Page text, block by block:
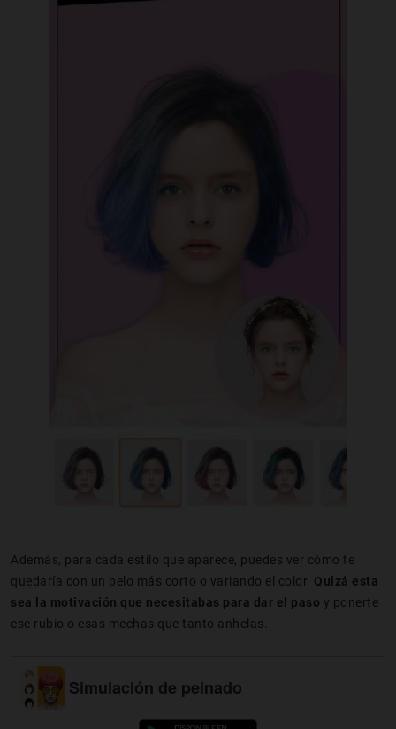
Además, para cada estilo que aparece, puedes ver cómo te
quedaría con un pelo más corto o variando el color. Quizá esta
sea la motivación que necesitabas para dar el paso y ponerte
ese rubio o esas mechas que tanto anhelas.
Simulación de peinado